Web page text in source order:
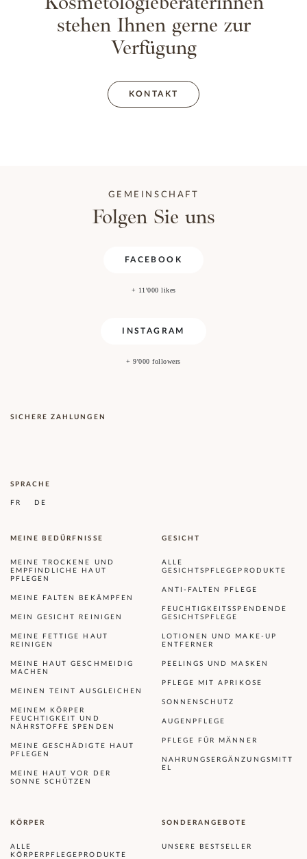
stehen Ihnen gerne zur
Verfügung
KONTAKT
GEMEINSCHAFT
Folgen Sie uns
FACEBOOK
+ 11'000 likes
INSTAGRAM
+ 9'000 followers
SICHERE ZAHLUNGEN
SPRACHE
FR DE
MEINE BEDÜRFNISSE
MEINE TROCKENE UND
EMPFINDLICHE HAUT
PFLEGEN
MEINE FALTEN BEKÄMPFEN
MEIN GESICHT REINIGEN
MEINE FETTIGE HAUT
REINIGEN
MEINE HAUT GESCHMEIDIG
MACHEN
MEINEN TEINT AUSGLEICHEN
MEINEM KÖRPER
FEUCHTIGKEIT UND
NÄHRSTOFFE SPENDEN
MEINE GESCHÄDIGTE HAUT
PFLEGEN
MEINE HAUT VOR DER
SONNE SCHÜTZEN
GESICHT
ALLE
GESICHTSPFLEGEPRODUKTE
ANTI-FALTEN PFLEGE
FEUCHTIGKEITSSPENDENDE
GESICHTSPFLEGE
LOTIONEN UND MAKE-UP
ENTFERNER
PEELINGS UND MASKEN
PFLEGE MIT APRIKOSE
SONNENSCHUTZ
AUGENPFLEGE
PFLEGE FÜR MÄNNER
NAHRUNGSERGÄNZUNGSMITT
EL
KÖRPER
ALLE
KÖRPERPFLEGEPRODUKTE
SONDERANGEBOTE
UNSERE BESTSELLER